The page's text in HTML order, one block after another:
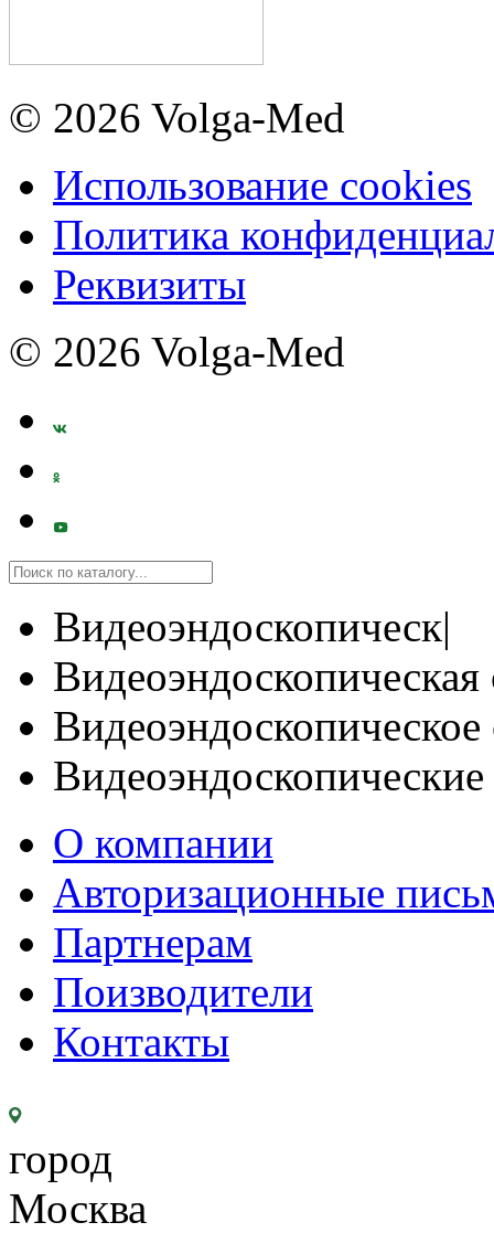
© 2026 Volga-Med
Использование cookies
Политика
Реквизиты
© 2026 Volga-Med
Видеоэндоскопическ|
Видеоэндоскопическая
О компании
Авторизационные
Партнерам
Поизводители
Контакты
город
Москва